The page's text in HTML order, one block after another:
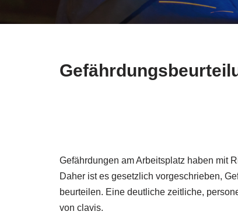
Gefährdungen am Arbeitsplatz haben mit
Daher ist es gesetzlich vorgeschrieben,
beurteilen. Eine deutliche zeitliche,
von clavis.